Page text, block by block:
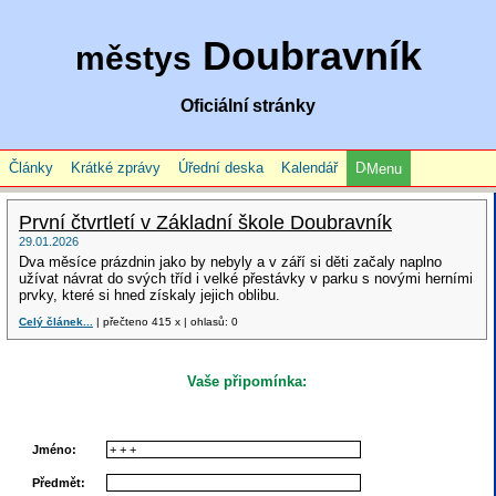
městys Doubravník
Oficiální stránky
Články Krátké zprávy Úřední deska Kalendář Menu
První čtvrtletí v Základní škole Doubravník
29.01.2026
Dva měsíce prázdnin jako by nebyly a v září si děti začaly naplno
užívat návrat do svých tříd i velké přestávky v parku s novými herními
prvky, které si hned získaly jejich oblibu.
Celý článek... | přečteno 415 x | ohlasů: 0
Vaše připomínka:
Jméno:
Předmět: